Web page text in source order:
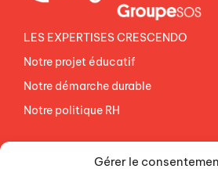
Gérer le
LES EXPERTISES CRESCENDO
Notre projet éducatif
Notre démarche durable
Notre politique RH